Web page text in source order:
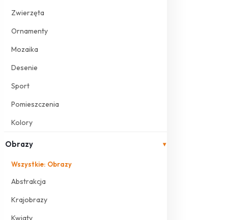
Zwierzęta
Ornamenty
Mozaika
Desenie
Sport
Pomieszczenia
Kolory
Obrazy ▾
Wszystkie: Obrazy
Abstrakcja
Krajobrazy
Kwiaty